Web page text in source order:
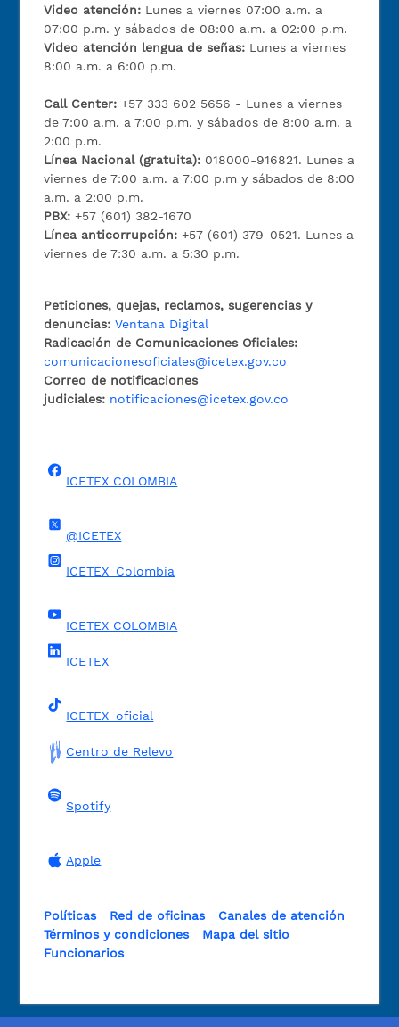
Video atención: Lunes a viernes 07:00 a.m. a
07:00 p.m. y sábados de 08:00 a.m. a 02:00 p.m.
Video atención lengua de señas: Lunes a viernes
8:00 a.m. a 6:00 p.m.
Call Center:+57 333 602 5656 - Lunes a viernes
de 7:00 a.m. a 7:00 p.m. y sábados de 8:00 a.m. a
2:00 p.m.
Línea Nacional (gratuita): 018000-916821. Lunes a
viernes de 7:00 a.m. a 7:00 p.m y sábados de 8:00
a.m. a 2:00 p.m.
PBX:+57 (601) 382-1670
Línea anticorrupción:+57 (601) 379-0521. Lunes a
viernes de 7:30 a.m. a 5:30 p.m.
Peticiones, quejas, reclamos, sugerencias y
denuncias: Ventana Digital
Radicación de Comunicaciones Oficiales:
comunicacionesoficiales@icetex.gov.co
Correo de notificaciones
judiciales: notificaciones@icetex.gov.co
ICETEX COLOMBIA
@ICETEX
ICETEX_Colombia
ICETEX COLOMBIA
ICETEX
ICETEX_oficial
Centro de Relevo
Spotify
Apple
Políticas Red de oficinas
Canales de atención
Términos y condiciones
Mapa del sitio
Funcionarios